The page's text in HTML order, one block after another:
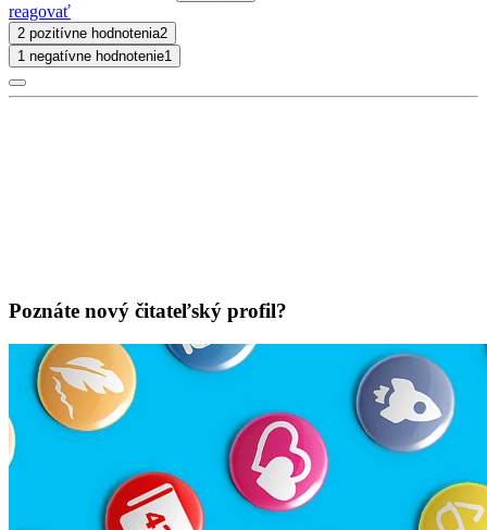
reagovať
2 pozitívne hodnotenia2
1 negatívne hodnotenie1
Poznáte nový čitateľský profil?